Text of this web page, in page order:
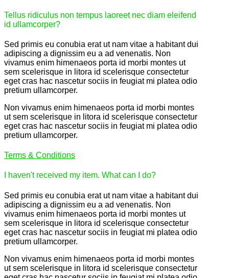
Tellus ridiculus non tempus laoreet nec diam eleifend
id ullamcorper?
Sed primis eu conubia erat ut nam vitae a habitant dui
adipiscing a dignissim eu a ad venenatis. Non
vivamus enim himenaeos porta id morbi montes ut
sem scelerisque in litora id scelerisque consectetur
eget cras hac nascetur sociis in feugiat mi platea odio
pretium ullamcorper.
Non vivamus enim himenaeos porta id morbi montes
ut sem scelerisque in litora id scelerisque consectetur
eget cras hac nascetur sociis in feugiat mi platea odio
pretium ullamcorper.
Terms & Conditions
I haven't received my item. What can I do?
Sed primis eu conubia erat ut nam vitae a habitant dui
adipiscing a dignissim eu a ad venenatis. Non
vivamus enim himenaeos porta id morbi montes ut
sem scelerisque in litora id scelerisque consectetur
eget cras hac nascetur sociis in feugiat mi platea odio
pretium ullamcorper.
Non vivamus enim himenaeos porta id morbi montes
ut sem scelerisque in litora id scelerisque consectetur